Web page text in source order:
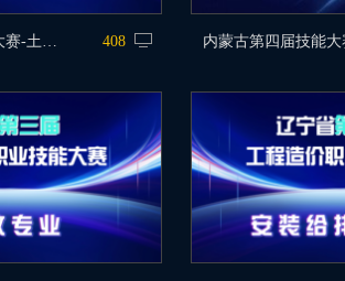
408
辽宁省第三届技能大赛-土建专业